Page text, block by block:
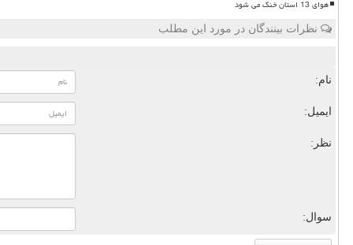
هوای 13 استان خنک می شود
نظرات بینندگان در مورد این مطلب
نام:
ایمیل:
نظر:
سوال: